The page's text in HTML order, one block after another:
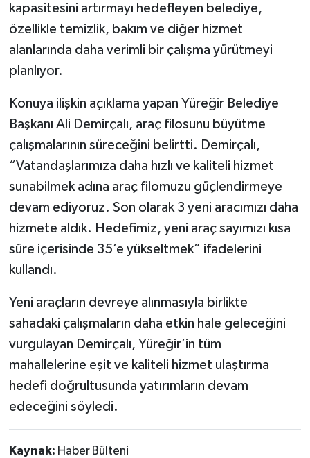
kapasitesini artırmayı hedefleyen belediye,
özellikle temizlik, bakım ve diğer hizmet
alanlarında daha verimli bir çalışma yürütmeyi
planlıyor.
Konuya ilişkin açıklama yapan Yüreğir Belediye
Başkanı Ali Demirçalı, araç filosunu büyütme
çalışmalarının süreceğini belirtti. Demirçalı,
“Vatandaşlarımıza daha hızlı ve kaliteli hizmet
sunabilmek adına araç filomuzu güçlendirmeye
devam ediyoruz. Son olarak 3 yeni aracımızı daha
hizmete aldık. Hedefimiz, yeni araç sayımızı kısa
süre içerisinde 35’e yükseltmek” ifadelerini
kullandı.
Yeni araçların devreye alınmasıyla birlikte
sahadaki çalışmaların daha etkin hale geleceğini
vurgulayan Demirçalı, Yüreğir’in tüm
mahallelerine eşit ve kaliteli hizmet ulaştırma
hedefi doğrultusunda yatırımların devam
edeceğini söyledi.
Kaynak: Haber Bülteni